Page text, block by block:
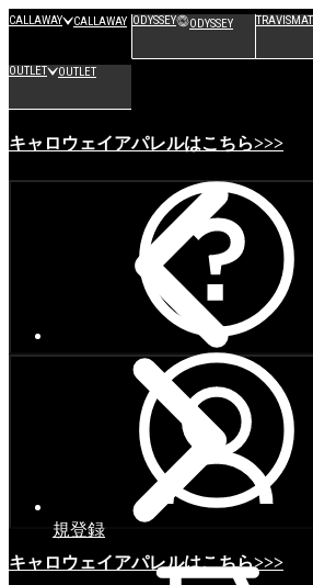
CALLAWAY CALLAWAY ODYSSEY ODYSSEY
OUTLET OUTLET
キャロウェイアパレルはこちら>>>
キャロウェイアパレルはこちら>>>
規登録